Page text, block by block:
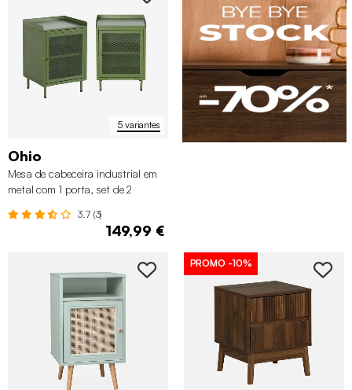
5 variantes
Ohio
Mesa de cabeceira industrial em
metal com 1 porta, set de 2
3.7 (3)
149,99 €
PROMO -10%